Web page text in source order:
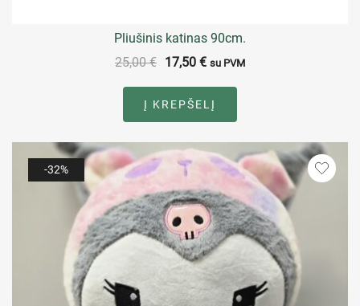
Pliušinis katinas 90cm.
25,00€ 17,50 € su PVM
Į KREPŠELĮ
-32%